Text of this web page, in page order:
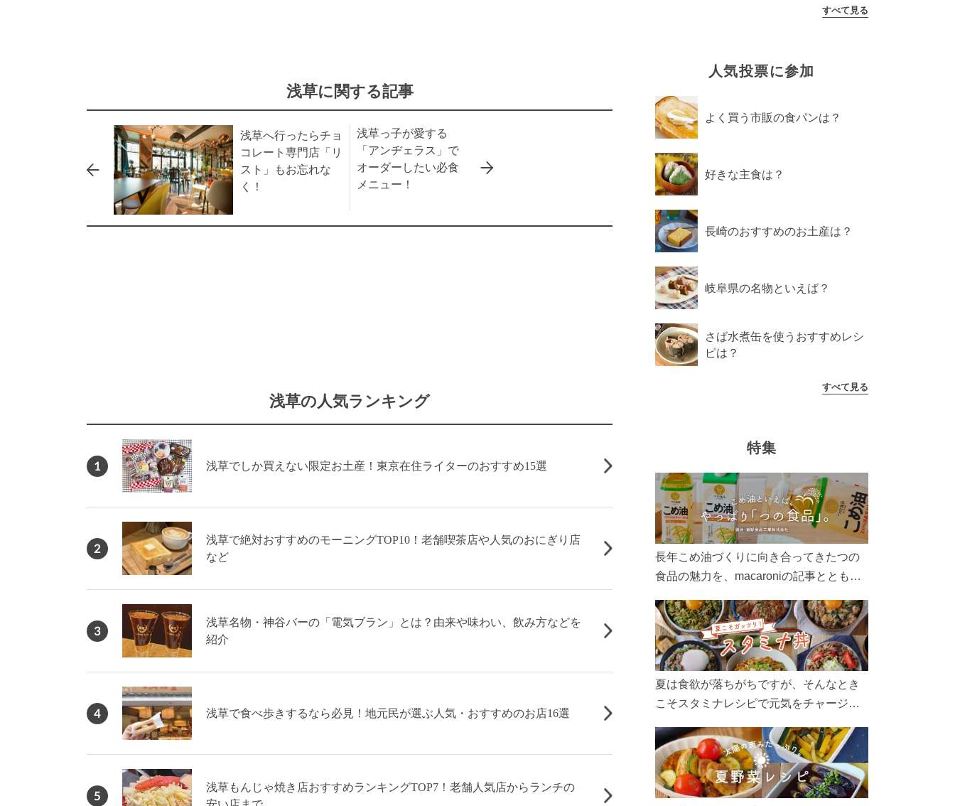
浅草に関する記事
浅草へ行ったらチョ
コレート専門店「リ
スト」もお忘れな
く！
浅草っ子が愛する
「アンヂェラス」で
オーダーしたい必食
メニュー！
浅草の人気ランキング
1 浅草でしか買えない限定お土産！東京在住ライターのおすすめ15選
2
浅草で絶対おすすめのモーニングTOP10！老舗喫茶店や人気のおにぎり店
など
3
浅草名物・神谷バーの「電気ブラン」とは？由来や味わい、飲み方などを
紹介
4 浅草で食べ歩きするなら必見！地元民が選ぶ人気・おすすめのお店16選
5
浅草もんじゃ焼き店おすすめランキングTOP7！老舗人気店からランチの
すべて見る
人気投票に参加
よく買う市販の食パンは？
好きな主食は？
長崎のおすすめのお土産は？
岐阜県の名物といえば？
さば水煮缶を使うおすすめレシ
ピは？
すべて見る
特集
長年こめ油づくりに向き合ってきたつの
食品の魅力を、macaroniの記事とともに
ん、製造現場や品質へのこだわりまで。
こめ油をもっと好きになるコンテンツを
ぜひお楽しみください。
夏は食欲が落ちがちですが、そんなとき
こそスタミナレシピで元気をチャージ！
リ食べて、夏バテを吹き飛ばしましょ
う！